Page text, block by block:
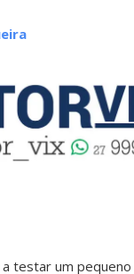
a testar um